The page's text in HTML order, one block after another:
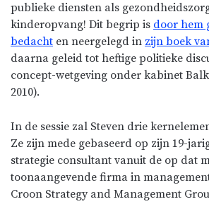
publieke diensten als
kinderopvang! Dit begrip is door hem
bedacht en neergelegd in zijn boek
daarna geleid tot heftige politieke
concept-wetgeving onder kabinet
2010).
In de sessie zal Steven drie
Ze zijn mede gebaseerd op zijn 19-
strategie consultant vanuit de op dat
toonaangevende firma in
Croon Strategy and Management